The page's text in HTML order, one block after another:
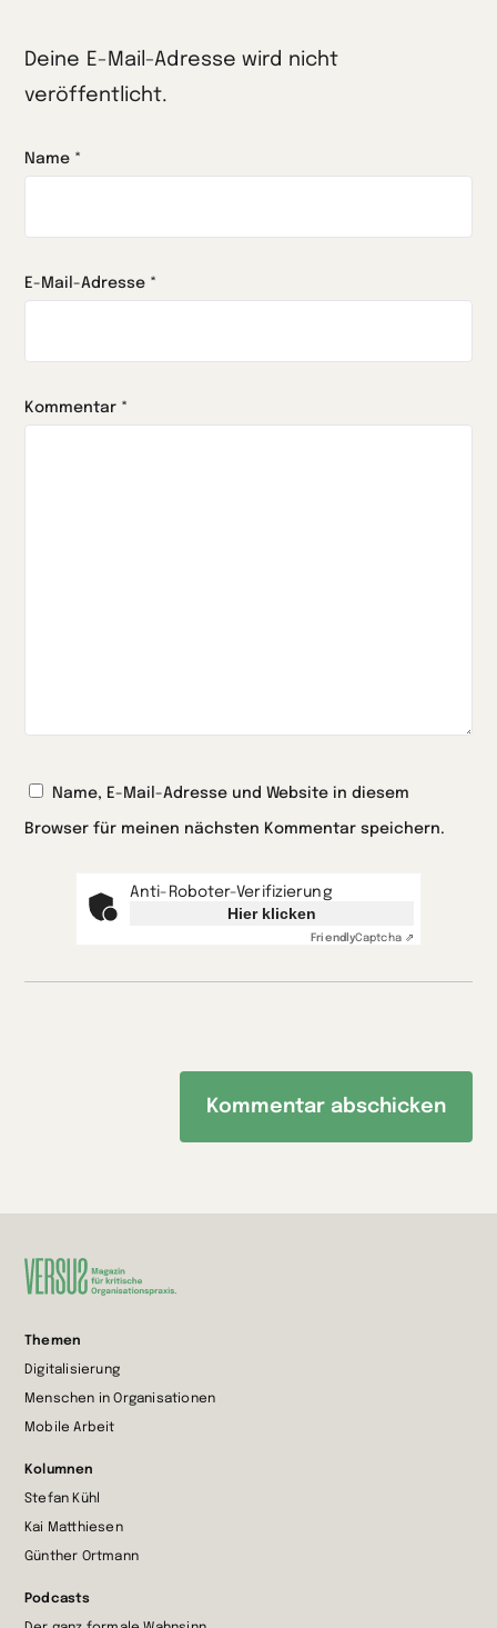
Deine E-Mail-Adresse wird nicht
veröffentlicht.
Name *
E-Mail-Adresse *
Kommentar *
Name, E-Mail-Adresse und Website in diesem
Browser für meinen nächsten Kommentar speichern.
Anti-Roboter-Verifizierung
Hier klicken
FriendlyCaptcha ⇗
Startseite
wechseln
Themen
Digitalisierung
Menschen in Organisationen
Mobile Arbeit
Kolumnen
Stefan Kühl
Kai Matthiesen
Günther Ortmann
Podcasts